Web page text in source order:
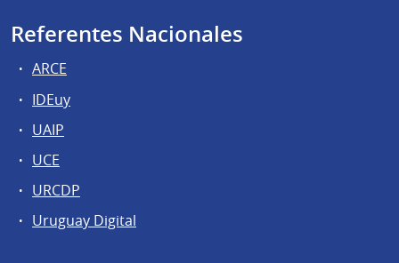
Referentes Nacionales
ARCE
IDEuy
UAIP
UCE
URCDP
Uruguay Digital